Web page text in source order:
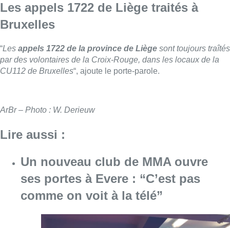
Les appels 1722 de Liège traités à
Bruxelles
“Les appels 1722 de la province de Liège sont toujours traîtés
par des volontaires de la Croix-Rouge, dans les locaux de la
CU112 de Bruxelles“, ajoute le porte-parole.
ArBr – Photo : W. Derieuw
Lire aussi :
Un nouveau club de MMA ouvre
ses portes à Evere : “C’est pas
comme on voit à la télé”